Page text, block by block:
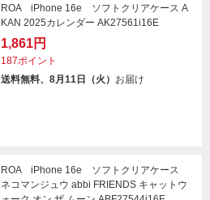
ROA iPhone 16e ソフトクリアケース A
KAN 2025カレンダー AK27561i16E
1,861円
187ポイント
送料無料、8月11日（火） お届け
ROA iPhone 16e ソフトクリアケース
ネコマンジュウ abbi FRIENDS キャットウ